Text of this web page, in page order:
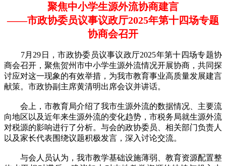
聚焦中小学生源外流协商建言
——市政协委员议事议政厅2025年第十四场专题
协商会召开
7月29日，市政协委员议事议政厅2025年第十四场专题协
商会召开，聚焦贺州市中小学生源外流情况开展协商，共同探
讨应对这一现象的有效举措，为我市教育事业高质量发展建言
献策。市政协副主席黄清明出席会议并讲话。
会上，市教育局介绍了我市生源外流的数据情况、主要流
向地区以及近年来生源外流的变化趋势，市税务局就生源外流
对税源的影响进行了分析。与会的政协委员、相关部门负责人
以及家长代表围绕议题积极发言，深入讨论交流。
与会人员认为，我市教学基础设施薄弱、教育资源配置整